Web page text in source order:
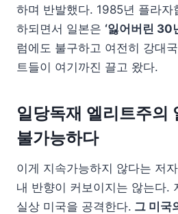
하며 반발했다. 1985년 플라자
하되면서 일본은 ‘잃어버린 30
럼에도 불구하고 여전히 강대
트들이 여기까진 끌고 왔다.
일당독재 엘리트주의
불가능하다
이게 지속가능하지 않다는 저
내 반향이 커보이지는 않는다.
실상 미국을 공격한다. 그 미국